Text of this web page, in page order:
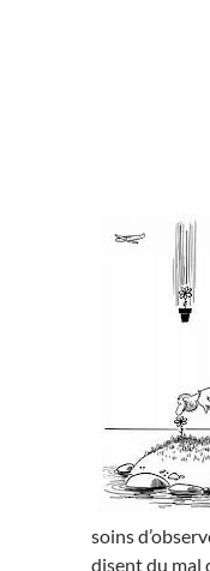
soins
disent du mal